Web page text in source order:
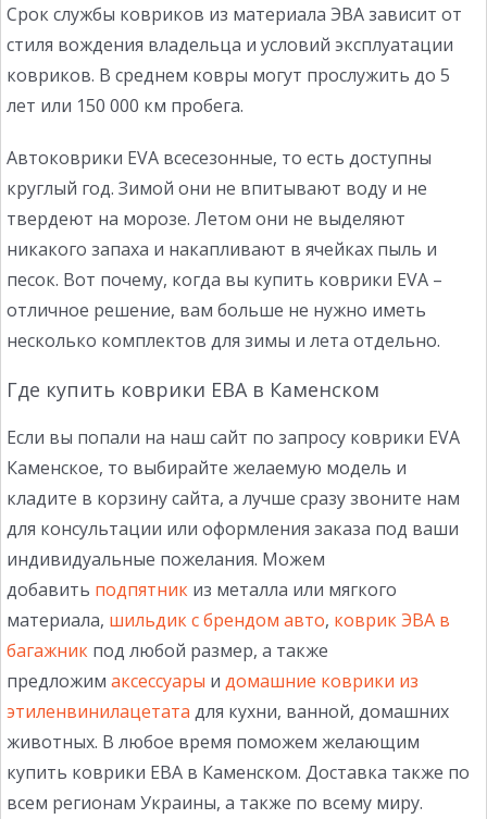
Срок службы ковриков из материала ЭВА зависит от
стиля вождения владельца и условий эксплуатации
ковриков. В среднем ковры могут прослужить до 5
лет или 150 000 км пробега.
Автоковрики EVA всесезонные, то есть доступны
круглый год. Зимой они не впитывают воду и не
твердеют на морозе. Летом они не выделяют
никакого запаха и накапливают в ячейках пыль и
песок. Вот почему, когда вы купить коврики EVA –
отличное решение, вам больше не нужно иметь
несколько комплектов для зимы и лета отдельно.
Где купить коврики ЕВА в Каменском
Если вы попали на наш сайт по запросу коврики EVA
Каменское, то выбирайте желаемую модель и
кладите в корзину сайта, а лучше сразу звоните нам
для консультации или оформления заказа под ваши
индивидуальные пожелания. Можем
добавить подпятник из металла или мягкого
материала, шильдик с брендом авто, коврик ЭВА в
багажник под любой размер, а также
предложим аксессуары и домашние коврики из
этиленвинилацетата для кухни, ванной, домашних
животных. В любое время поможем желающим
купить коврики ЕВА в Каменском. Доставка также по
всем регионам Украины, а также по всему миру.